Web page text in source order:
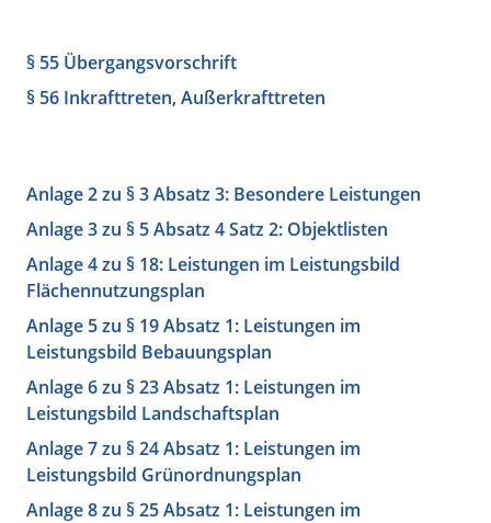
§ 55 Übergangsvorschrift
§ 56 Inkrafttreten, Außerkrafttreten
Anlage 2 zu § 3 Absatz 3: Besondere Leistungen
Anlage 3 zu § 5 Absatz 4 Satz 2: Objektlisten
Anlage 4 zu § 18: Leistungen im Leistungsbild
Flächennutzungsplan
Anlage 5 zu § 19 Absatz 1: Leistungen im
Leistungsbild Bebauungsplan
Anlage 6 zu § 23 Absatz 1: Leistungen im
Leistungsbild Landschaftsplan
Anlage 7 zu § 24 Absatz 1: Leistungen im
Leistungsbild Grünordnungsplan
Anlage 8 zu § 25 Absatz 1: Leistungen im